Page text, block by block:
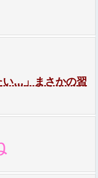
い…」まさかの習